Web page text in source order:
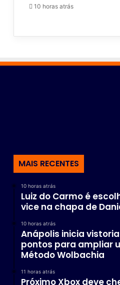
10 horas atrás
MAIS RECENTES
10 horas atrás
Luiz do Carmo é
vice na chapa de
10 horas atrás
Anápolis inicia
pontos para ampliar
Método Wolbachia
11 horas atrás
Próximo Xbox deve